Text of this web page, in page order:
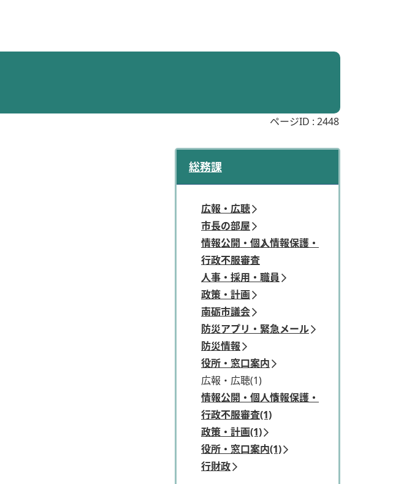
ページID : 2448
総務課
広報・広聴
市長の部屋
情報公開・個人情報保護・
行政不服審査
人事・採用・職員
政策・計画
南砺市議会
防災アプリ・緊急メール
防災情報
役所・窓口案内
広報・広聴(1)
情報公開・個人情報保護・
行政不服審査(1)
政策・計画(1)
役所・窓口案内(1)
行財政